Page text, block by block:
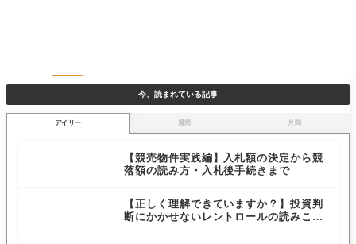
今、読まれている記事
デイリー 週間 月間
【競売物件実践編】入札額の決定から競
落額の読み方・入札後手続きまで
【正しく理解できていますか？】投資判
断にかかせないレントロールの読みこな